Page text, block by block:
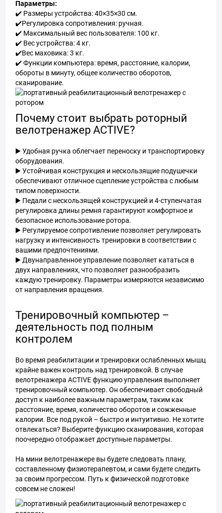
Параметры:
✔️ Размеры устройства: 40×35×30 см.
✔️Регулировка сопротивления: ручная.
✔️ Максимальный вес пользователя: 100 кг.
✔️ Вес устройства: 4 кг.
✔️Вес маховика: 3 кг.
✔️ Функции компьютера: время, расстояние, калории,
обороты в минуту, общее количество оборотов,
сканирование.
Почему стоит выбрать роторный
велотренажер ACTIVE?
▶️ Удобная ручка облегчает переноску и транспортировку
оборудования.
▶️ Устойчивая конструкция и нескользящие подушечки
обеспечивают отличное сцепление устройства с любым
типом поверхности.
▶️ Педали с нескользящей конструкцией и 4-ступенчатая
регулировка длины ремня гарантируют комфортное и
безопасное использование ротора.
▶️ Регулируемое сопротивление позволяет регулировать
нагрузку и интенсивность тренировки в соответствии с
вашими предпочтениями.
▶️ Двунаправленное управление позволяет кататься в
двух направлениях, что позволяет разнообразить
каждую тренировку. Параметры измеряются независимо
от направления вращения.
Тренировочный компьютер –
деятельность под полным
контролем
Во время реабилитации и тренировки ослабленных мышц
крайне важен контроль над тренировкой. В случае
велотренажера ACTIVE функцию управления выполняет
тренировочный компьютер. Он обеспечивает свободный
доступ к наиболее важным параметрам, таким как
расстояние, время, количество оборотов и сожженные
калории. Все под рукой – быстро и интуитивно. Не хотите
отвлекаться? Выберите функцию сканирования, которая
поочередно отображает доступные параметры.
На мини велотренажере вы будете следовать плану,
составленному физиотерапевтом, и сами будете следить
за своим прогрессом. Путь к физической подготовке
совсем не сложен!